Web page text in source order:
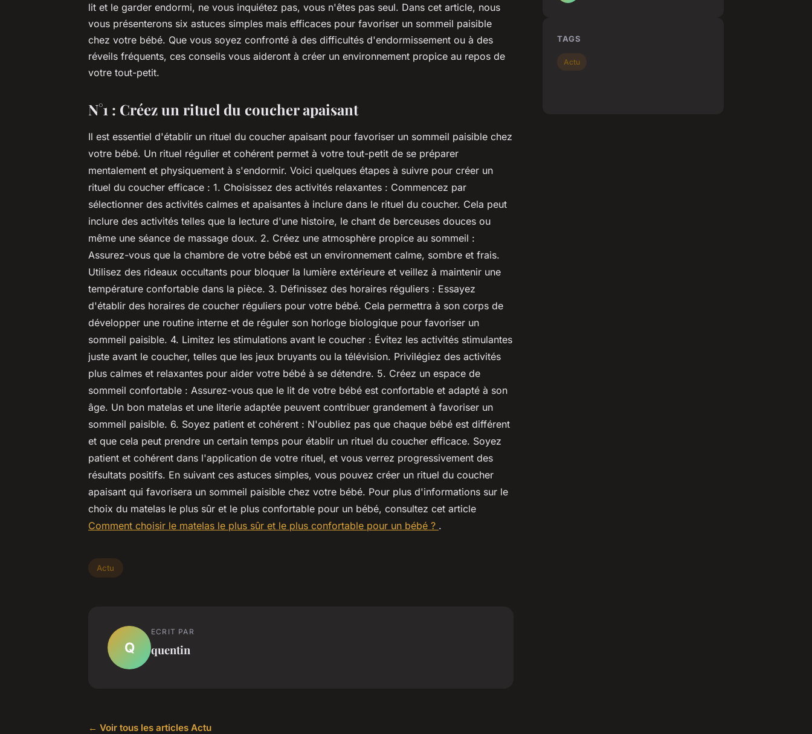
lit et le garder endormi, ne vous inquiétez pas, vous n'êtes pas seul. Dans cet article, nous
vous présenterons six astuces simples mais efficaces pour favoriser un sommeil paisible
chez votre bébé. Que vous soyez confronté à des difficultés d'endormissement ou à des
réveils fréquents, ces conseils vous aideront à créer un environnement propice au repos de
votre tout-petit.
N°1 : Créez un rituel du coucher apaisant
Il est essentiel d'établir un rituel du coucher apaisant pour favoriser un sommeil paisible chez
votre bébé. Un rituel régulier et cohérent permet à votre tout-petit de se préparer
mentalement et physiquement à s'endormir. Voici quelques étapes à suivre pour créer un
rituel du coucher efficace : 1. Choisissez des activités relaxantes : Commencez par
sélectionner des activités calmes et apaisantes à inclure dans le rituel du coucher. Cela peut
inclure des activités telles que la lecture d'une histoire, le chant de berceuses douces ou
même une séance de massage doux. 2. Créez une atmosphère propice au sommeil :
Assurez-vous que la chambre de votre bébé est un environnement calme, sombre et frais.
Utilisez des rideaux occultants pour bloquer la lumière extérieure et veillez à maintenir une
température confortable dans la pièce. 3. Définissez des horaires réguliers : Essayez
d'établir des horaires de coucher réguliers pour votre bébé. Cela permettra à son corps de
développer une routine interne et de réguler son horloge biologique pour favoriser un
sommeil paisible. 4. Limitez les stimulations avant le coucher : Évitez les activités stimulantes
juste avant le coucher, telles que les jeux bruyants ou la télévision. Privilégiez des activités
plus calmes et relaxantes pour aider votre bébé à se détendre. 5. Créez un espace de
sommeil confortable : Assurez-vous que le lit de votre bébé est confortable et adapté à son
âge. Un bon matelas et une literie adaptée peuvent contribuer grandement à favoriser un
sommeil paisible. 6. Soyez patient et cohérent : N'oubliez pas que chaque bébé est différent
et que cela peut prendre un certain temps pour établir un rituel du coucher efficace. Soyez
patient et cohérent dans l'application de votre rituel, et vous verrez progressivement des
résultats positifs. En suivant ces astuces simples, vous pouvez créer un rituel du coucher
apaisant qui favorisera un sommeil paisible chez votre bébé. Pour plus d'informations sur le
choix du matelas le plus sûr et le plus confortable pour un bébé, consultez cet article
Comment choisir le matelas le plus sûr et le plus confortable pour un bébé ? .
Actu
Q
ECRIT PAR
quentin
← Voir tous les articles Actu
TAGS
Actu